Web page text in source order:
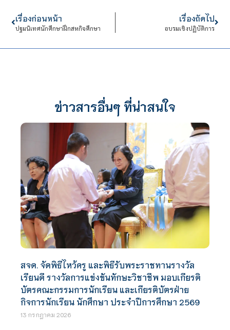
เรื่องก่อนหน้า
ปฐมนิเทศนักศึกษาฝึกสหกิจศึกษา
เรื่องถัดไป
อบรมเชิงปฏิบัติการ
ข่าวสารอื่นๆ ที่น่าสนใจ
สจด. จัดพิธีไหว้ครู และพิธีรับพระราชทานรางวัล
เรียนดี รางวัลการแข่งขันทักษะวิชาชีพ มอบเกียรติ
บัตรคณะกรรมการนักเรียน และเกียรติบัตรฝ่าย
กิจการนักเรียน นักศึกษา ประจำปีการศึกษา 2569
13 กรกฎาคม 2026